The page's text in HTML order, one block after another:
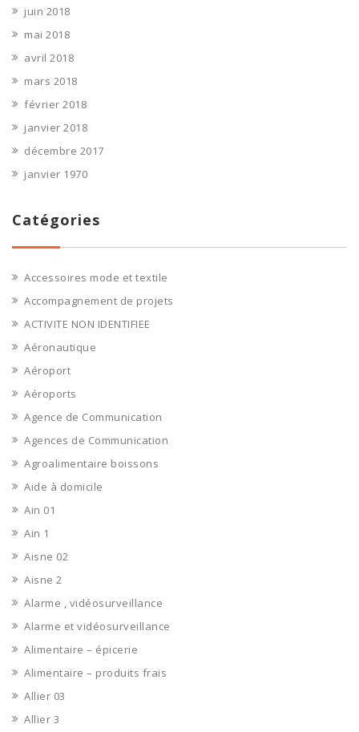
juin 2018
mai 2018
avril 2018
mars 2018
février 2018
janvier 2018
décembre 2017
janvier 1970
Catégories
Accessoires mode et textile
Accompagnement de projets
ACTIVITE NON IDENTIFIEE
Aéronautique
Aéroport
Aéroports
Agence de Communication
Agences de Communication
Agroalimentaire boissons
Aide à domicile
Ain 01
Ain 1
Aisne 02
Aisne 2
Alarme , vidéosurveillance
Alarme et vidéosurveillance
Alimentaire – épicerie
Alimentaire – produits frais
Allier 03
Allier 3